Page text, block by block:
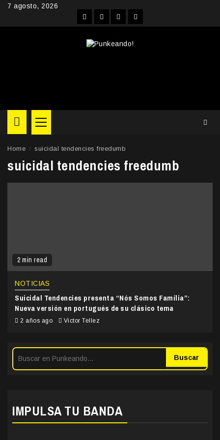
Skip7 agosto, 2026
FacebookInstagram
YouTubeTwitter
Primary
Menu
Home suicidal tendencies freedumb
suicidal tendencies freedumb
2 min read
NOTICIAS
Suicidal Tendencies presenta “Nós Somos Família”:
Nueva versión en portugués de su clásico tema
2 años ago Victor Tellez
Buscar
IMPULSA TU BANDA